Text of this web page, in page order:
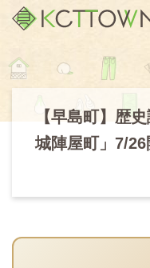
【早島町】歴
城陣屋町」7/